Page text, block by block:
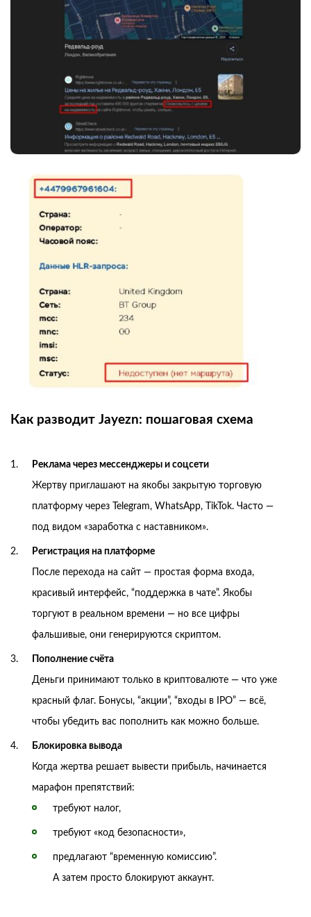
Как разводит Jayezn: пошаговая схема
Реклама через мессенджеры и соцсети
Жертву приглашают на якобы закрытую торговую
платформу через Telegram, WhatsApp, TikTok. Часто —
под видом «заработка с наставником».
Регистрация на платформе
После перехода на сайт — простая форма входа,
красивый интерфейс, “поддержка в чате”. Якобы
торгуют в реальном времени — но все цифры
фальшивые, они генерируются скриптом.
Пополнение счёта
Деньги принимают только в криптовалюте — что уже
красный флаг. Бонусы, “акции”, “входы в IPO” — всё,
чтобы убедить вас пополнить как можно больше.
Блокировка вывода
Когда жертва решает вывести прибыль, начинается
марафон препятствий:
требуют налог,
требуют «код безопасности»,
предлагают “временную комиссию”.
А затем просто блокируют аккаунт.